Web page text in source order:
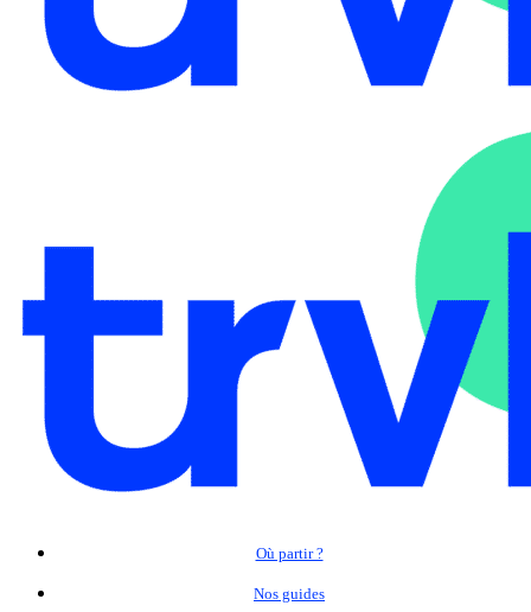
Où partir ?
Nos guides